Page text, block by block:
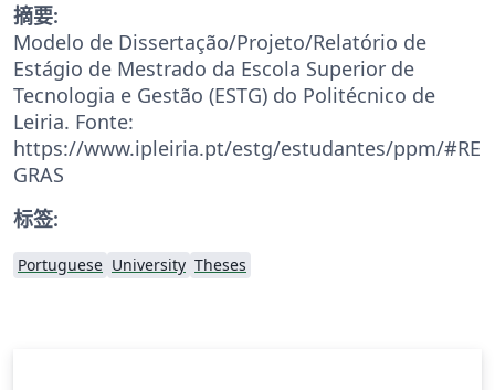
摘要:
Modelo de Dissertação/Projeto/Relatório de
Estágio de Mestrado da Escola Superior de
Tecnologia e Gestão (ESTG) do Politécnico de
Leiria. Fonte:
https://www.ipleiria.pt/estg/estudantes/ppm/#RE
GRAS
标签:
Portuguese University Theses